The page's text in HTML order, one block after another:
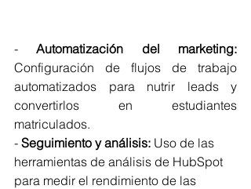
- Automatización del marketing:
Configuración de flujos de trabajo
automatizados para nutrir leads y
convertirlos en estudiantes
matriculados.
- Seguimiento y análisis: Uso de las
herramientas de análisis de HubSpot
para medir el rendimiento de las